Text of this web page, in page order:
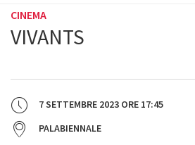
CINEMA
VIVANTS
7 SETTEMBRE 2023 ORE 17:45
PALABIENNALE